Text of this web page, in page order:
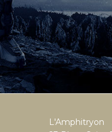
L'Amphitryon